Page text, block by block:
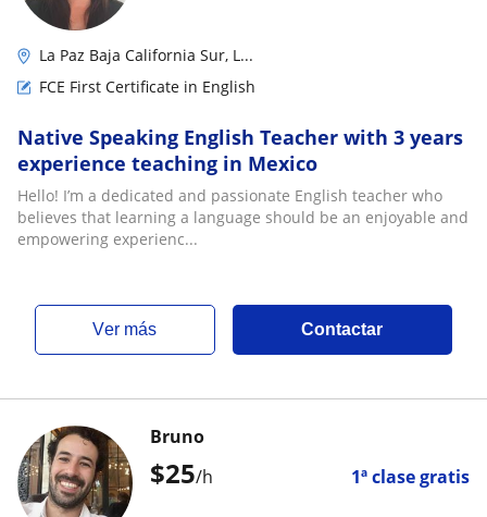
La Paz Baja California Sur, L...
FCE First Certificate in English
Native Speaking English Teacher with 3 years
experience teaching in Mexico
Hello! I’m a dedicated and passionate English teacher who
believes that learning a language should be an enjoyable and
empowering experienc...
ver más Contactar
$25/h 1ª clase gratis
Bruno